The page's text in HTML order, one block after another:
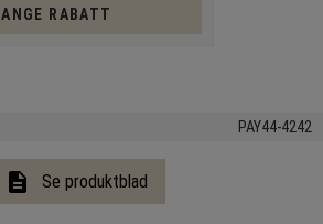
ANGE RABATT
PAY44-4242
description Se produktblad